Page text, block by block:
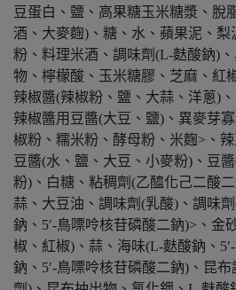
豆蛋白、鹽、高果糖玉米糖漿、脫
酒、大麥麴)、糖、水、蘋果泥、
粉、料理米酒、調味劑(L-麩酸鈉)
物、檸檬酸、玉米糖膠、芝麻、紅
辣椒醬(辣椒粉、鹽、大蒜、洋蔥)
辣椒醬用豆醬(大豆、鹽)、異麥芽
椒粉、糯米粉、酵母粉、米麴>、
豆醬(水、鹽、大豆、小麥粉)、豆
粉)、白糖、粘稠劑(乙醯化己二酸
蒜、大豆油、調味劑(乳酸)、調味
鈉、5′-鳥嘌呤核苷磷酸二鈉)>、金
椒、紅椒)、蒜、海味(L-麩酸鈉、
鈉、5′-鳥嘌呤核苷磷酸二鈉)、昆